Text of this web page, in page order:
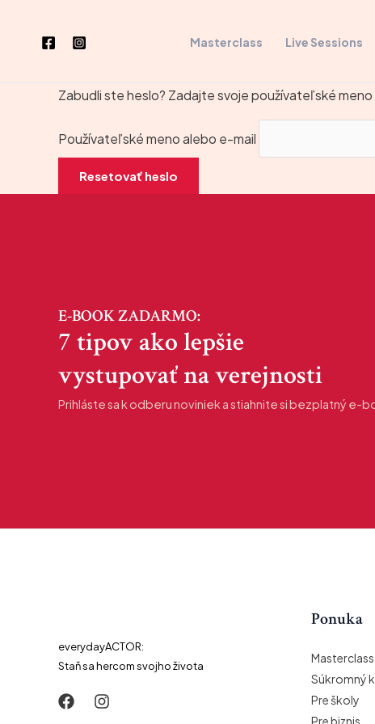
Masterclass Live Sessions
Zabudli ste heslo? Zadajte svoje používateľské
Používateľské meno alebo e-mail
Resetovať heslo
E-BOOK ZADARMO:
7 tipov ako lepšie
vystupovať na verejnosti
Prihláste sa k odberu noviniek a stiahnite si bezplatný e-
everydayACTOR:
Staň sa hercom svojho života
Ponuka
Masterclass
Súkromný
Pre školy
Pre biznis